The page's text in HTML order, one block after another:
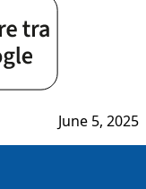
June 5, 2025